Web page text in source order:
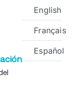
English
Français
Español